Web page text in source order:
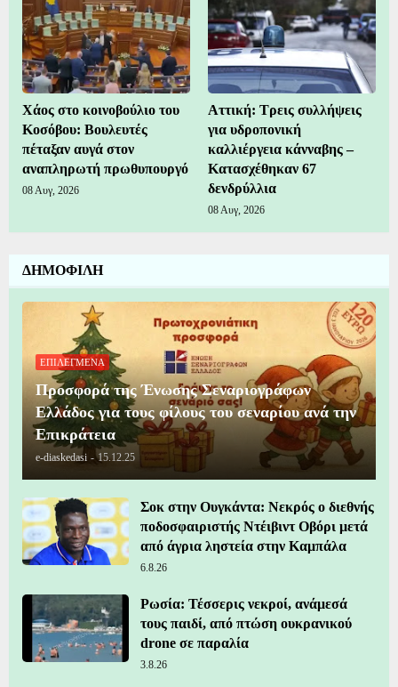
Χάος στο κοινοβούλιο του
Κοσόβου: Βουλευτές
πέταξαν αυγά στον
αναπληρωτή πρωθυπουργό
08 Αυγ, 2026
Αττική: Τρεις συλλήψεις
για υδροπονική
καλλιέργεια κάνναβης –
Κατασχέθηκαν 67
δενδρύλλια
08 Αυγ, 2026
ΔΗΜΟΦΙΛΗ
ΕΠΙΛΕΓΜΕΝΑ
Προσφορά της Ένωσης Σεναριογράφων
Ελλάδος για τους φίλους του σεναρίου ανά την
Επικράτεια
e-diaskedasi - 15.12.25
Σοκ στην Ουγκάντα: Νεκρός ο διεθνής
ποδοσφαιριστής Ντέιβιντ Οβόρι μετά
από άγρια ληστεία στην Καμπάλα
6.8.26
Ρωσία: Τέσσερις νεκροί, ανάμεσά
τους παιδί, από πτώση ουκρανικού
drone σε παραλία
3.8.26